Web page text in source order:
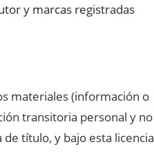
y marcas registradas
materiales (información o
transitoria personal y no
título, y bajo esta licencia